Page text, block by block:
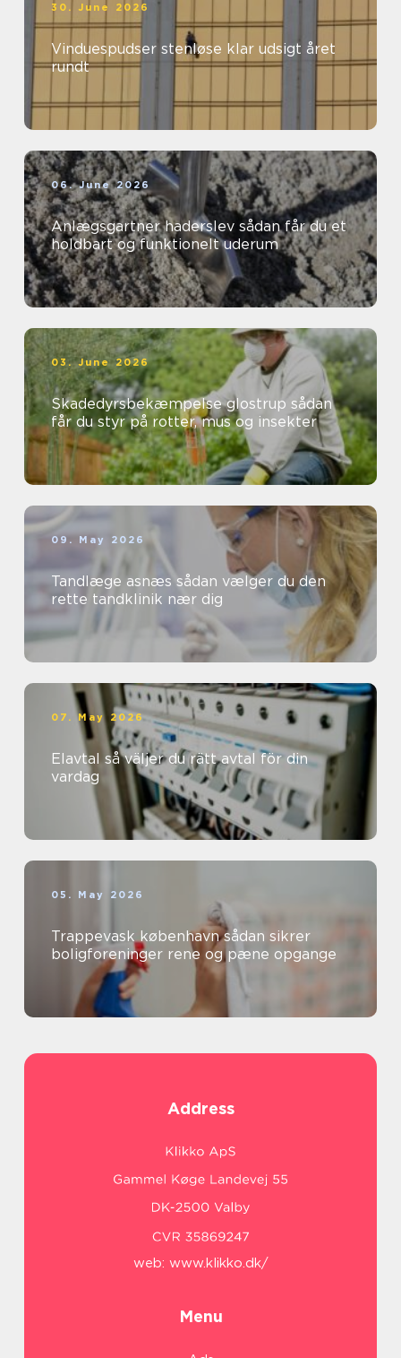
30. June 2026
Vinduespudser stenløse klar udsigt året
rundt
06. June 2026
Anlægsgartner haderslev sådan får du et
holdbart og funktionelt uderum
03. June 2026
Skadedyrsbekæmpelse glostrup sådan
får du styr på rotter, mus og insekter
09. May 2026
Tandlæge asnæs sådan vælger du den
rette tandklinik nær dig
07. May 2026
Elavtal så väljer du rätt avtal för din
vardag
05. May 2026
Trappevask københavn sådan sikrer
boligforeninger rene og pæne opgange
Address
web: www.klikko.dk/
Menu